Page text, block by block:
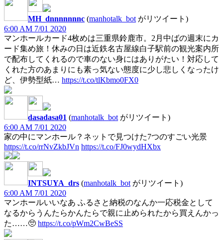
MH_dnnnnnnnc (manhotalk_bot がリツイート)
6:00 AM 7/01 2020
マンホールカード4枚めは三重県鈴鹿市。2月中ばの週末にカ
ード集め旅！休みの日は近鉄名古屋線白子駅前の観光案内所
で配布してくれるので車のない身にはありがたい！対応して
くれた方のあまりにも素っ気ない態度に少し悲しくなったけ
ど、伊勢型紙… https://t.co/tlKbmo0FX0
dasadasa01 (manhotalk_bot がリツイート)
6:00 AM 7/01 2020
家の中にマンホール？ネットで見つけた7つのすごい光景
https://t.co/rrNvZkbJVn https://t.co/FJ0wydHXbx
INTSUYA_drs (manhotalk_bot がリツイート)
6:00 AM 7/01 2020
マンホールいいなあ ふるさと納税のなんか一応税金として
なるからうんたらかんたらで親に止められたから買えんかっ
た……🥺 https://t.co/pWm2CwBeSS